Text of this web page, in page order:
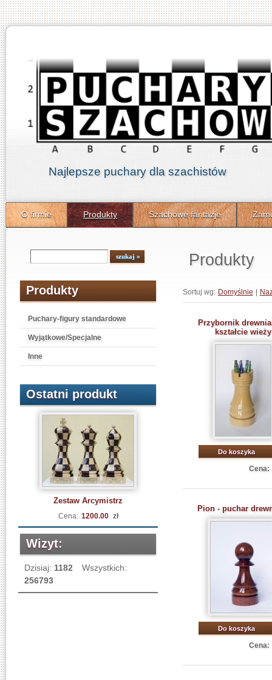
Najlepsze puchary dla szachistów
O firmie Produkty Szachowe fantazje
Produkty
Puchary-figury standardowe
Wyjątkowe/Specjalne
Inne
Ostatni produkt
Zestaw Arcymistrz
Cena: 1200.00 zł
Wizyt:
Dzisiaj: 1182
Wszystkich:
256793
Produkty
Sortuj wg: Domyślnie
Przybornik
kształcie wieży
Do koszyka
Cena:
Pion - puchar
Do koszyka
Cena: